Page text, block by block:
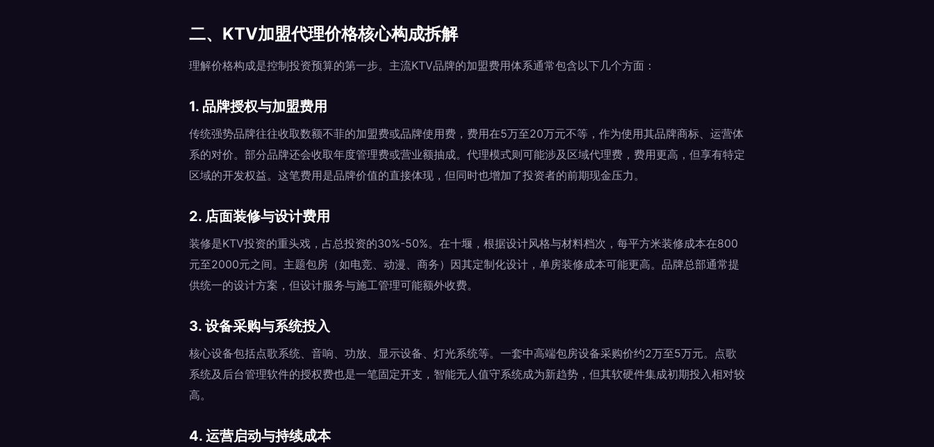
二、KTV加盟代理价格核心构成拆解
理解价格构成是控制投资预算的第一步。主流KTV品牌的加盟费用体系通常包含以下几个方面：
1. 品牌授权与加盟费用
传统强势品牌往往收取数额不菲的加盟费或品牌使用费，费用在5万至20万元不等，作为使用其品牌商标、运营体
系的对价。部分品牌还会收取年度管理费或营业额抽成。代理模式则可能涉及区域代理费，费用更高，但享有特定
区域的开发权益。这笔费用是品牌价值的直接体现，但同时也增加了投资者的前期现金压力。
2. 店面装修与设计费用
装修是KTV投资的重头戏，占总投资的30%-50%。在十堰，根据设计风格与材料档次，每平方米装修成本在800
元至2000元之间。主题包房（如电竞、动漫、商务）因其定制化设计，单房装修成本可能更高。品牌总部通常提
供统一的设计方案，但设计服务与施工管理可能额外收费。
3. 设备采购与系统投入
核心设备包括点歌系统、音响、功放、显示设备、灯光系统等。一套中高端包房设备采购价约2万至5万元。点歌
系统及后台管理软件的授权费也是一笔固定开支，智能无人值守系统成为新趋势，但其软硬件集成初期投入相对较
高。
4. 运营启动与持续成本